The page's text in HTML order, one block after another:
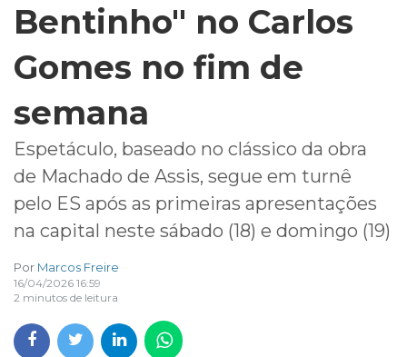
Bentinho" no Carlos
Gomes no fim de
semana
Espetáculo, baseado no clássico da obra
de Machado de Assis, segue em turnê
pelo ES após as primeiras apresentações
na capital neste sábado (18) e domingo (19)
Por Marcos Freire
16/04/2026 16:59
2 minutos de leitura